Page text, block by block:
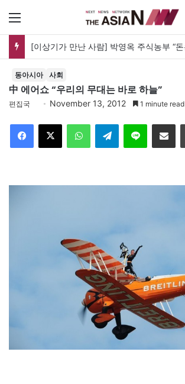
동아시아 사회
中 에어쇼 “우리의 무대는 바로 하늘”
편집국 November 13, 2012 1 minute read
Telegram 이메일